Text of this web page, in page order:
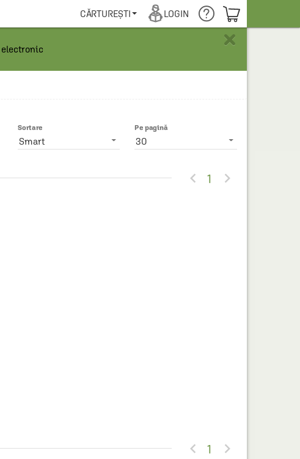
CĂRTUREȘTI LOGIN COȘUL TĂU
×
electronic
Pe pagină
30
Sortare
Smart
 1 
 1 